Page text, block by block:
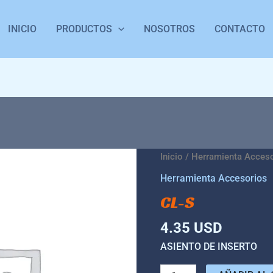
INICIO PRODUCTOS NOSOTROS CONTACTO
Inicio / Herramienta
Herramienta Accesorios
CL-S
4.35 USD
ASIENTO DE INSERTO
CL-
S